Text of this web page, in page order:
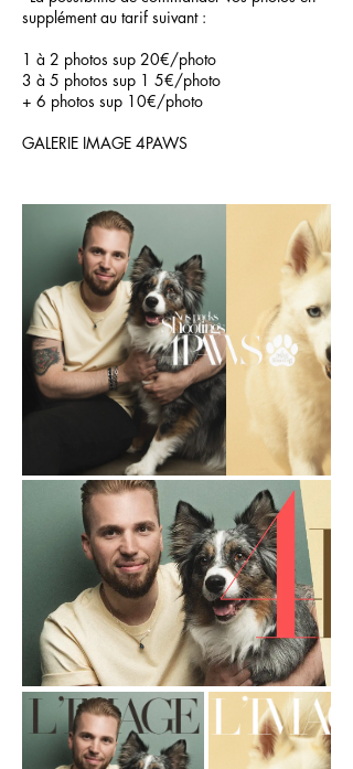
supplément au tarif suivant :
1 à 2 photos sup 20€/photo
3 à 5 photos sup 1 5€/photo
+ 6 photos sup 10€/photo
GALERIE IMAGE 4PAWS